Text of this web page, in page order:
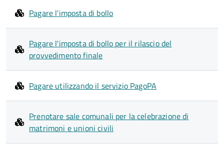
Pagare l'imposta di bollo
Pagare l'imposta di bollo per il rilascio del
provvedimento finale
Pagare utilizzando il servizio PagoPA
Prenotare sale comunali per la celebrazione di
matrimoni e unioni civili